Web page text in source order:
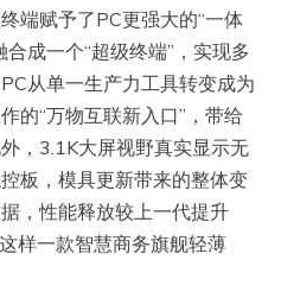
端赋予了PC更强大的“一体
成一个“超级终端”，实现多
从单一生产力工具转变成为
的“万物互联新入口”，带给
，3.1K大屏视野真实显示无
板，模具更新带来的整体变
，性能释放较上一代提升
样一款智慧商务旗舰轻薄